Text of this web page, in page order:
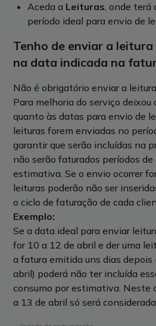
Aceda a Leituras, onde terá
período ideal para envio de
Tenho de enviar a
na data indicada na
Não é obrigatório enviar a
Para melhoria do serviço deixou
quanto às datas para envio de
leituras forem enviadas no
garantir que serão incluídas na
não serão faturados períodos
estimativa. Se o envio ocorrer
leituras poderão não ser
o ciclo de faturação de cada
Exemplo:
Se a data ideal para enviar
for 10 a 12 de abril e der uma
a fatura emitida uns dias
abril) poderá não ter incluída
consumo por estimativa. Neste
a 13 de abril só será